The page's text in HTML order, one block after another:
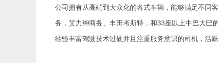
公司拥有从高端到大众化的各式车辆，能够满足不同
务，艾力绅商务、丰田考斯特，和33座以上中巴大巴
经验丰富驾驶技术过硬并且注重服务意识的司机，活